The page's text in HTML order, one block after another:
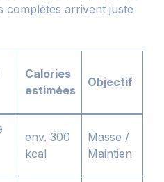
complètes arrivent juste
Calories
estimées
Objectif
env. 300
kcal
Masse /
Maintien